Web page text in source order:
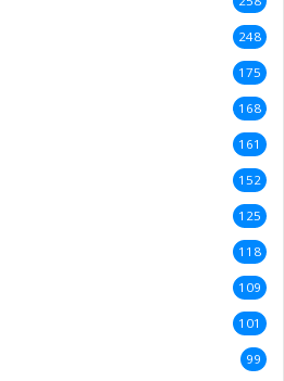
248
175
168
161
152
125
118
109
101
99